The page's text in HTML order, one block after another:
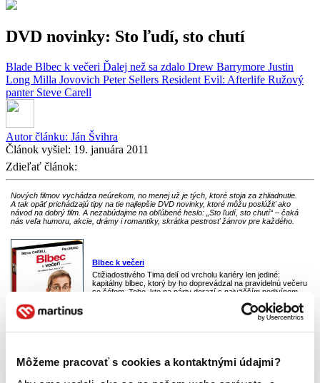
Môžeme pracovať s cookies a kontaktnými údajmi?
DVD novinky: Sto ľudí, sto chutí
Blade Blbec k večeri Ďalej než sa zdalo Drew Barrymore Justin
Long Milla Jovovich Peter Sellers Resident Evil: Afterlife Ružový
panter Steve Carell
Autor článku: Ján Švihra
Článok vyšiel: 19. januára 2011
Zdieľať článok:
Nových filmov vychádza neúrekom, no menej už je tých, ktoré stoja za zhliadnutie.
A tak opäť prichádzajú tipy na tie najlepšie DVD novinky, ktoré môžu poslúžiť ako
návod na dobrý film. A nezabúdajme na obľúbené heslo: „Sto ľudí, sto chutí“ – čaká
nás veľa humoru, akcie, drámy i romantiky, skrátka pestrosť žánrov pre každého.
Blbec k večeri
Ctižiadostivého Tima delí od vrcholu kariéry len jediné:
kapitálny blbec, ktorý by ho doprevádzal na pravidelnú večeru
so šéfom. Toho, kto na párty dorazí s najväčším podivínom,
) vytvára variácie na známe
umelecké diela, pričom pôvodné postavy nahrádza
bláznivé situácie nebudú mať konca.(viac info)